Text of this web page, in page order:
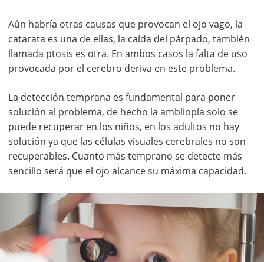
Aún habría otras causas que provocan el ojo vago, la
catarata es una de ellas, la caída del párpado, también
llamada ptosis es otra. En ambos casos la falta de uso
provocada por el cerebro deriva en este problema.
La detección temprana es fundamental para poner
solución al problema, de hecho la ambliopía solo se
puede recuperar en los niños, en los adultos no hay
solución ya que las células visuales cerebrales no son
recuperables. Cuanto más temprano se detecte más
sencillo será que el ojo alcance su máxima capacidad.